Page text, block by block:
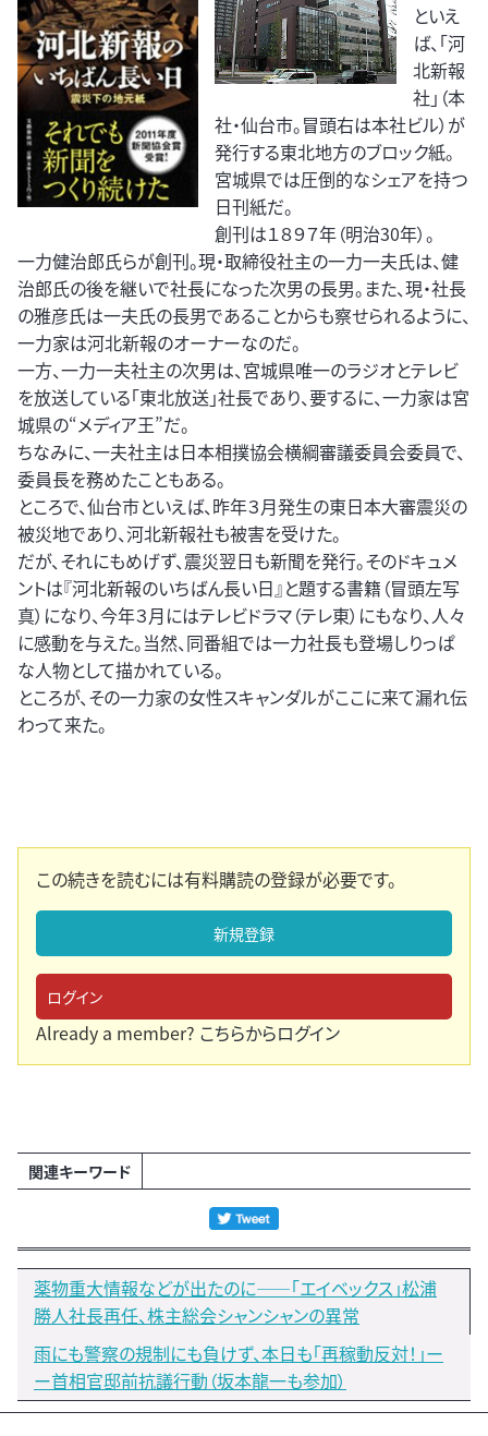
といえ
ば、「河
北新報
社」（本
社・仙台市。冒頭右は本社ビル）が
発行する東北地方のブロック紙。
宮城県では圧倒的なシェアを持つ
日刊紙だ。
創刊は１８９７年（明治30年）。
一力健治郎氏らが創刊。現・取締役社主の一力一夫氏は、健
治郎氏の後を継いで社長になった次男の長男。また、現・社長
の雅彦氏は一夫氏の長男であることからも察せられるように、
一力家は河北新報のオーナーなのだ。
一方、一力一夫社主の次男は、宮城県唯一のラジオとテレビ
を放送している「東北放送」社長であり、要するに、一力家は宮
城県の“メディア王”だ。
ちなみに、一夫社主は日本相撲協会横綱審議委員会委員で、
委員長を務めたこともある。
ところで、仙台市といえば、昨年３月発生の東日本大審震災の
被災地であり、河北新報社も被害を受けた。
だが、それにもめげず、震災翌日も新聞を発行。そのドキュメ
ントは『河北新報のいちばん長い日』と題する書籍（冒頭左写
真）になり、今年３月にはテレビドラマ（テレ東）にもなり、人々
に感動を与えた。当然、同番組では一力社長も登場しりっぱ
な人物として描かれている。
ところが、その一力家の女性スキャンダルがここに来て漏れ伝
わって来た。
この続きを読むには有料購読の登録が必要です。
新規登録
ログイン
Already a member? こちらからログイン
関連キーワード
薬物重大情報などが出たのに――「エイベックス」松浦
勝人社長再任、株主総会シャンシャンの異常
雨にも警察の規制にも負けず、本日も「再稼動反対！」ー
ー首相官邸前抗議行動（坂本龍一も参加）